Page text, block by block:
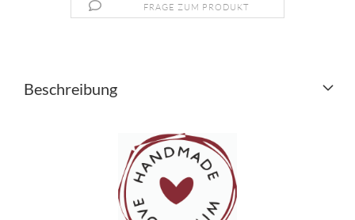
FRAGE ZUM PRODUKT
Beschreibung